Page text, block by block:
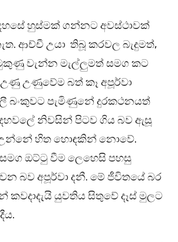
හුස්මක් ගන්නට අවස්ථාවක්
ආච්චී උයා තිබූ කරවල බැදුමත්,
වැන්න මැල්ලුමත් සමග කට
උණුවේම බත් කෑ අපූර්වා
බංකුවට පැමිණුනේ දුරකථනයත්
දහවලේ නිවසින් පිටව ගිය බව ඇසූ
හිත හොඳකින් නොවේ.
ඔට්ටු වීම ලෙහෙසි පහසු
බව අපූර්වා දනී. මේ ජීවිතයේ බර
කවදාදැයි යුවතිය සිතුවේ දෑස් මුලට